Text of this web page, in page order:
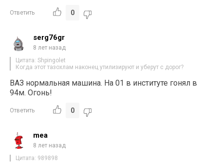
Ответить 0
serg76gr
8 лет назад
Цитата: Shpingolet
Когда этот тазохлам наконец утилизируют и уберут с дорог?
ВАЗ нормальная машина. На 01 в институте гонял в
94м. Огонь!
Ответить 0
mea
8 лет назад
Цитата: 989898